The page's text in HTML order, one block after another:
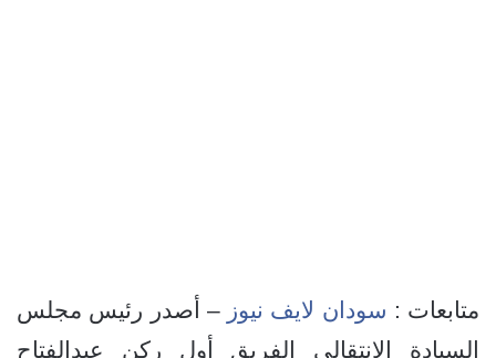
متابعات : سودان لايف نيوز – أصدر رئيس مجلس
السيادة الانتقالي الفريق أول ركن عبدالفتاح